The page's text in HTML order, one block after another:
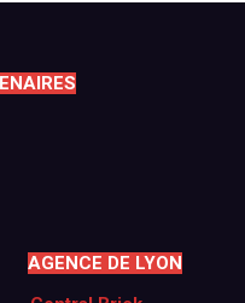
AGENCE DE LYON